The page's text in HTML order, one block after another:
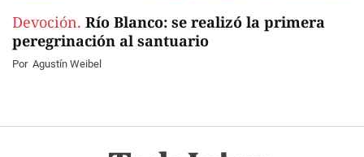
Devoción. Río Blanco: se realizó la primera
peregrinación al santuario
Por Agustín Weibel